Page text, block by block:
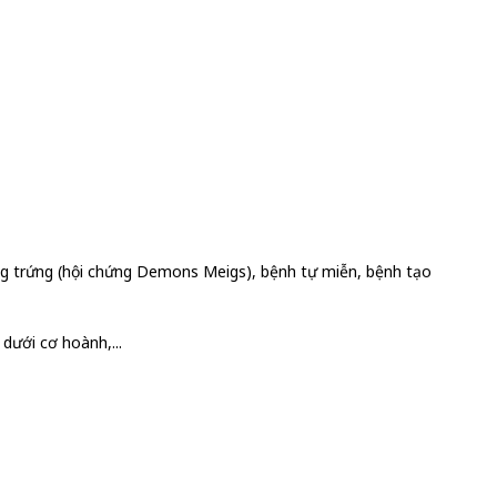
trứng (hội chứng Demons Meigs), bệnh tự miễn, bệnh tạo
cơ hoành,...